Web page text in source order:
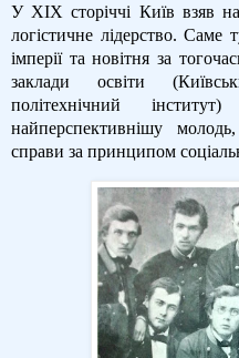
У XIX сторіччі Київ взяв
логістичне лідерство.
імперії та новітня за
заклади освіти
політехнічний
найперспективнішу
справи за принципом